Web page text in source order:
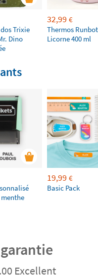
Trixie
Dino
32,99 €
Thermos
Licorne 400 ml
19,99 €
Basic Pack
Excellent